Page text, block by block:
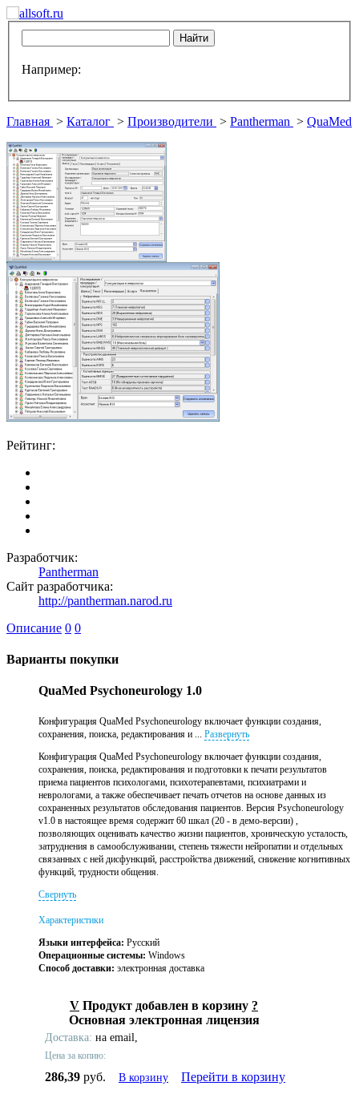
Например:
Главная > Каталог > Производители > Pantherman > QuaMed
Рейтинг:
Разработчик:
Pantherman
Сайт разработчика:
http://pantherman.narod.ru
Описание 0 0
Варианты покупки
QuaMed Psychoneurology 1.0
Конфигурация QuaMed Psychoneurology включает функции создания,
сохранения, поиска, редактирования и ... Развернуть
Конфигурация QuaMed Psychoneurology включает функции создания,
сохранения, поиска, редактирования и подготовки к печати результатов
приема пациентов психологами, психотерапевтами, психиатрами и
неврологами, а также обеспечивает печать отчетов на основе данных из
сохраненных результатов обследования пациентов. Версия Psychoneurology
v1.0 в настоящее время содержит 60 шкал (20 - в демо-версии) ,
позволяющих оценивать качество жизни пациентов, хроническую усталость,
затруднения в самообслуживании, степень тяжести нейропатии и отдельных
связанных с ней дисфункций, расстройства движений, снижение когнитивных
функций, трудности общения.
Свернуть
Характеристики
Языки интерфейса: Русский
Операционные системы: Windows
Способ доставки: электронная доставка
V Продукт добавлен в корзину ?
Основная электронная лицензия
Доставка: на email,
Цена за копию:
286,39 руб. В корзину Перейти в корзину